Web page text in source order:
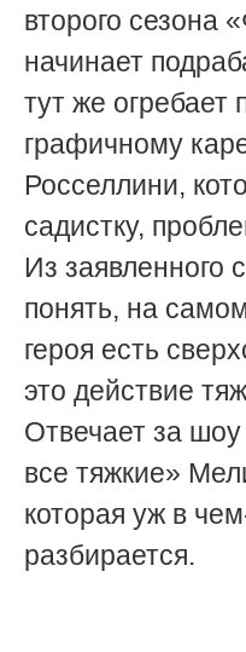
второго сезона
начинает
тут же огребает
графичному
Росселлини,
садистку,
Из заявленного
понять, на
героя есть
это действие
Отвечает за
все тяжкие»
которая уж в
разбирается.